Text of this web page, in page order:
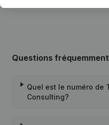
Questions
Quel est le numéro de
Consulting?